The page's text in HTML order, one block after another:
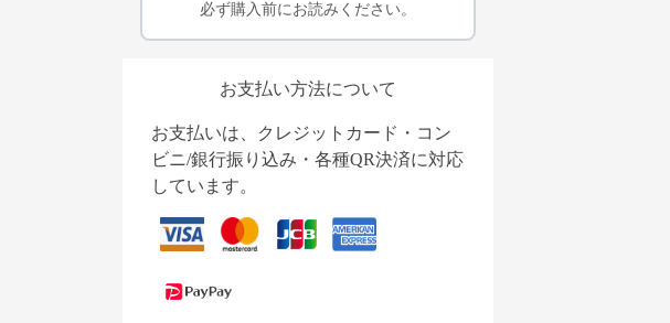
必ず購入前にお読みください。
お支払い方法について
お支払いは、クレジットカード・コン
ビニ/銀行振り込み・各種QR決済に対応
しています。